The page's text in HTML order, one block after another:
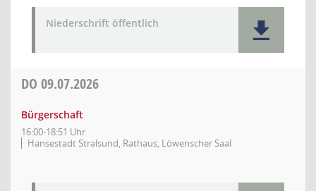
Niederschrift öffentlich
DO 09.07.2026
Bürgerschaft
16:00-18:51 Uhr
Hansestadt Stralsund, Rathaus, Löwenscher Saal